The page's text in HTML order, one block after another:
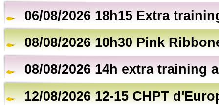
06/08/2026 18h15 Extra
08/08/2026 10h30 Pink
08/08/2026 14h extra training
12/08/2026 12-15 CHPT